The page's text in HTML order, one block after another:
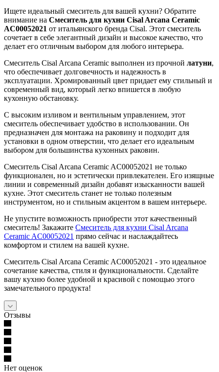
Ищете идеальный смеситель для вашей кухни? Обратите
внимание на Смеситель для кухни Cisal Arcana Ceramic
AC00052021 от итальянского бренда Cisal. Этот смеситель
сочетает в себе элегантный дизайн и высокое качество, что
делает его отличным выбором для любого интерьера.
Смеситель Cisal Arcana Ceramic выполнен из прочной латуни,
что обеспечивает долговечность и надежность в
эксплуатации. Хромированный цвет придает ему стильный и
современный вид, который легко впишется в любую
кухонную обстановку.
С высоким изливом и вентильным управлением, этот
смеситель обеспечивает удобство в использовании. Он
предназначен для монтажа на раковину и подходит для
установки в одном отверстии, что делает его идеальным
выбором для большинства кухонных раковин.
Смеситель Cisal Arcana Ceramic AC00052021 не только
функционален, но и эстетически привлекателен. Его изящные
линии и современный дизайн добавят изысканности вашей
кухне. Этот смеситель станет не только полезным
инструментом, но и стильным акцентом в вашем интерьере.
Не упустите возможность приобрести этот качественный
смеситель! Закажите Смеситель для кухни Cisal Arcana
Ceramic AC00052021 прямо сейчас и наслаждайтесь
комфортом и стилем на вашей кухне.
Смеситель Cisal Arcana Ceramic AC00052021 - это идеальное
сочетание качества, стиля и функциональности. Сделайте
вашу кухню более удобной и красивой с помощью этого
замечательного продукта!
Отзывы
Нет оценок